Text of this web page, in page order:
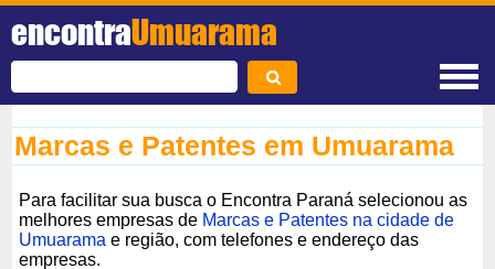
encontraUmuarama
Marcas e Patentes em Umuarama
Para facilitar sua busca o Encontra Paraná selecionou as
melhores empresas de Marcas e Patentes na cidade de
Umuarama e região, com telefones e endereço das
empresas.